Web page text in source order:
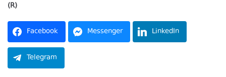
(R)
Facebook Messenger LinkedIn
Telegram